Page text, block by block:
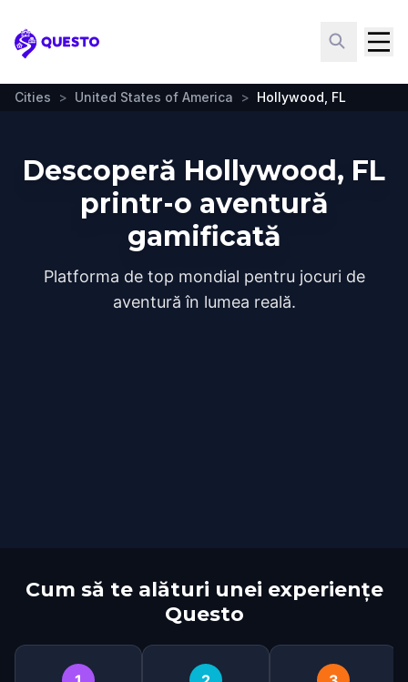
Questo
Cities > United States of America > Hollywood, FL
Descoperă Hollywood, FL
printr-o aventură
gamificată
Platforma de top mondial pentru jocuri de
aventură în lumea reală.
Cum să te alături unei experiențe
Questo